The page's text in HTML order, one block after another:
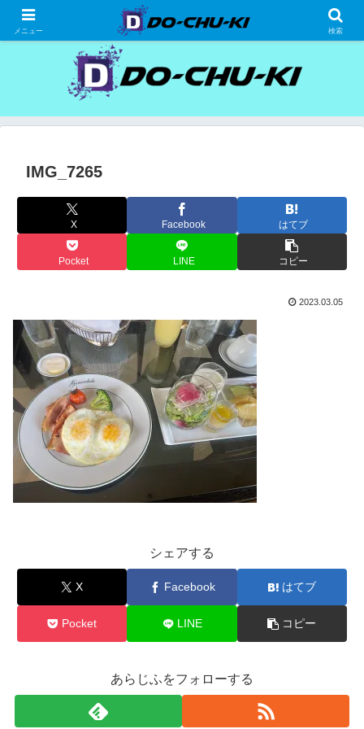
高級ホテルの格安宿泊研究、宿泊記
IMG_7265
X Facebook はてブ
Pocket LINE コピー
2023.03.05
シェアする
X Facebook はてブ
Pocket LINE コピー
あらじふをフォローする
メニュー 検索